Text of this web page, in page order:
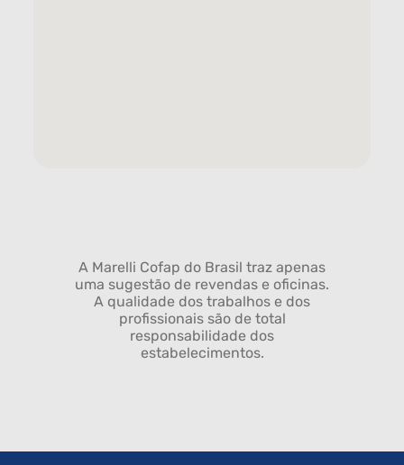
A Marelli Cofap do Brasil traz apenas
uma sugestão de revendas e oficinas.
A qualidade dos trabalhos e dos
profissionais são de total
responsabilidade dos
estabelecimentos.